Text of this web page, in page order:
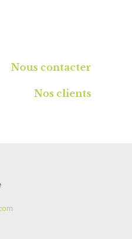
Nous contacter
Nos clients